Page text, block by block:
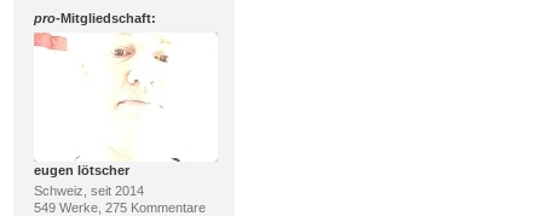
pro-Mitgliedschaft:
eugen lötscher
Schweiz, seit 2014
549 Werke, 275 Kommentare